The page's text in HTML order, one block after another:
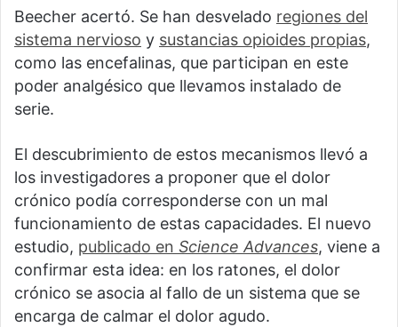
Beecher acertó. Se han desvelado regiones del
sistema nervioso y sustancias opioides propias,
como las encefalinas, que participan en este
poder analgésico que llevamos instalado de
serie.
El descubrimiento de estos mecanismos llevó a
los investigadores a proponer que el dolor
crónico podía corresponderse con un mal
funcionamiento de estas capacidades. El nuevo
estudio, publicado en Science Advances, viene a
confirmar esta idea: en los ratones, el dolor
crónico se asocia al fallo de un sistema que se
encarga de calmar el dolor agudo.